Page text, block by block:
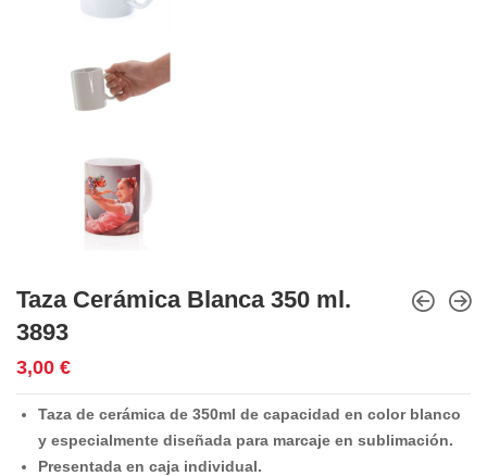
Taza Cerámica Blanca 350 ml.
3893
3,00 €
Taza de cerámica de 350ml de capacidad en color blanco
y especialmente diseñada para marcaje en sublimación.
Presentada en caja individual.